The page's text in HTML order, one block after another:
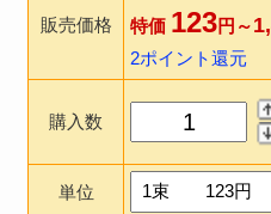
販売価格 特価 123円～
2ポイント還元
購入数
単位